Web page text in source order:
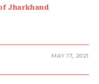
of Jharkhand
MAY 17, 2021